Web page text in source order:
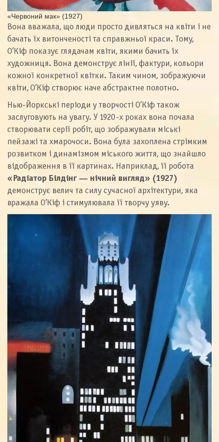
«Червоний мак» (1927)
Вона вважала, що люди просто дивляться на квіти і не
бачать їх витонченості та справжньої краси. Тому,
О’Кіф показує глядачам квіти, якими бачить їх
художниця. Вона демонструє лінії, фактури, кольори
кожної конкретної квітки. Таким чином, зображуючи
квіти, О’Кіф створює наче абстрактне полотно.
Нью-Йоркські періоди у творчості О’Кіф також
заслуговують на увагу. У 1920-х роках вона почала
створювати серії робіт, що зображували міські
пейзажі та хмарочоси. Вона була захоплена стрімким
розвитком і динамізмом міського життя, що знайшло
відображення в її картинах. Наприклад, її робота
«Радіатор Білдінг — нічний вигляд» (1927)
демонструє велич та силу сучасної архітектури, яка
вражала О’Кіф і стимулювала її творчу уяву.